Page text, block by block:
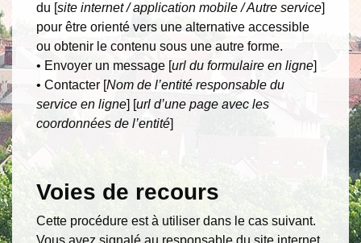
du [site internet / application mobile / Autre service]
pour être orienté vers une alternative accessible
ou obtenir le contenu sous une autre forme.
• Envoyer un message [url du formulaire en ligne]
• Contacter [Nom de l’entité responsable du
service en ligne] [url d’une page avec les
coordonnées de l’entité]
Voies de recours
Cette procédure est à utiliser dans le cas suivant.
Vous avez signalé au responsable du site internet